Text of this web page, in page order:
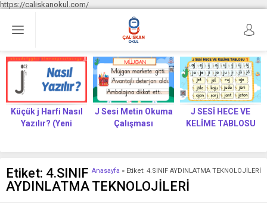
https://caliskanokul.com/
Küçük j Harfi Nasıl
Yazılır? (Yeni
J Sesi Metin Okuma
Çalışması
J SESİ HECE VE
KELİME TABLOSU
Anasayfa » Etiket: 4.SINIF AYDINLATMA TEKNOLOJİLERİ
Etiket: 4.SINIF
AYDINLATMA TEKNOLOJİLERİ